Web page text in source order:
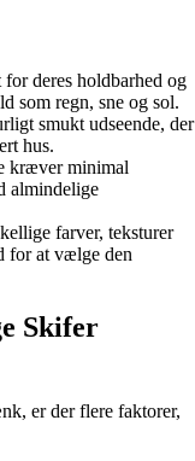
deres holdbarhed og
som regn, sne og sol.
smukt udseende, der
hus.
kræver minimal
almindelige
farver, teksturer
for at vælge den
Skifer
er der flere faktorer,